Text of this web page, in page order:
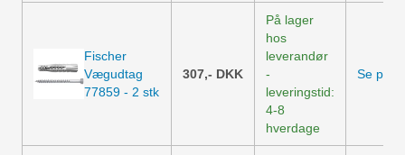
Fischer
Vægudtag
77859 - 2 stk
307,- DKK
På lager
hos
leverandør
-
leveringstid:
4-8
hverdage
Se